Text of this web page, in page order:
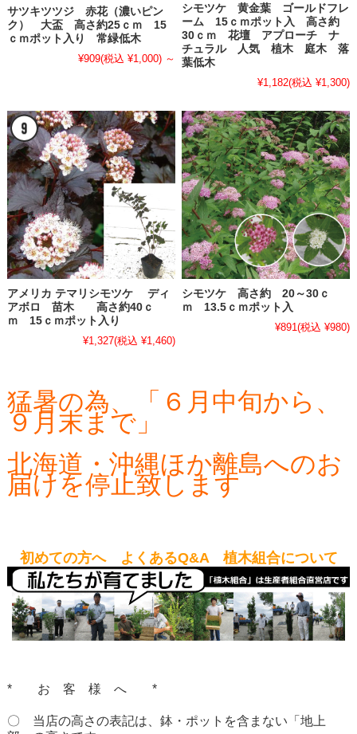
サツキツツジ 赤花（濃いピン
ク） 大盃 高さ約25ｃｍ 15
ｃｍポット入り 常緑低木
¥909(税込 ¥1,000) ～
シモツケ 黄金葉 ゴールドフレ
ーム 15ｃｍポット入 高さ約
30ｃｍ 花壇 アプローチ ナ
チュラル 人気 植木 庭木 落
葉低木
¥1,182(税込 ¥1,300)
アメリカ テマリシモツケ ディ
アボロ 苗木 高さ約40ｃ
ｍ 15ｃｍポット入り
¥1,327(税込 ¥1,460)
シモツケ 高さ約 20～30ｃ
ｍ 13.5ｃｍポット入
¥891(税込 ¥980)
猛暑の為、「６月中旬から、
９月末まで」
北海道・沖縄ほか離島へのお
届けを停止致します
初めての方へ よくあるQ&A 植木組合について
* お 客 様 へ *
〇 当店の高さの表記は、鉢・ポットを含まない「地上